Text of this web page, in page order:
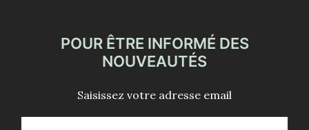
POUR ÊTRE INFORMÉ DES
NOUVEAUTÉS
Saisissez votre adresse email